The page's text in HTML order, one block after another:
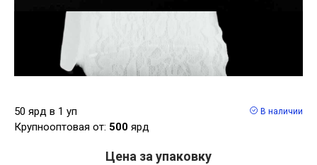
50 ярд в 1 уп
Крупнооптовая от: 500 ярд
В наличии
Цена за упаковку